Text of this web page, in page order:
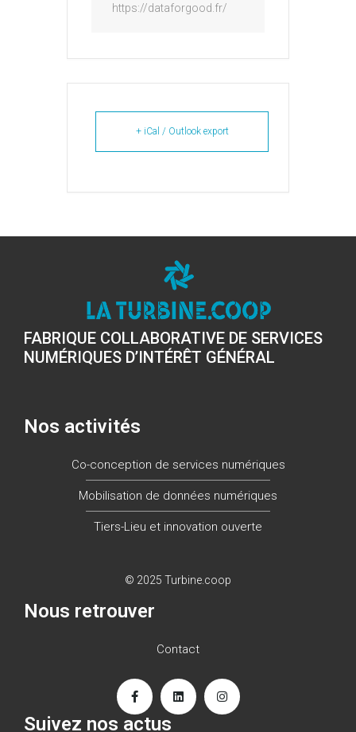
https://dataforgood.fr/
+ iCal / Outlook export
FABRIQUE COLLABORATIVE DE SERVICES
NUMÉRIQUES D’INTÉRÊT GÉNÉRAL
Nos activités
Co-conception de services numériques
Mobilisation de données numériques
Tiers-Lieu et innovation ouverte
© 2025 Turbine.coop
Nous retrouver
Contact
Suivez nos actus